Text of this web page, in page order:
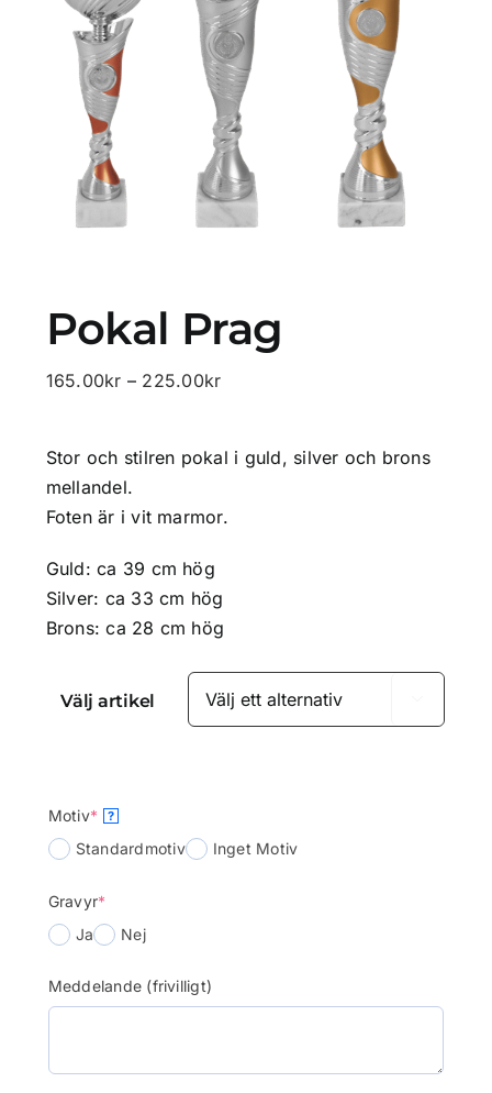
Profilprodukter
Pokal Prag
165.00kr – 225.00krPrisintervall:
225.00kr
Stor och stilren pokal i guld, silver och brons
mellandel.
Foten är i vit marmor.
Guld: ca 39 cm hög
Silver: ca 33 cm hög
Brons: ca 28 cm hög
Välj artikel
Motiv* (required)
?
Standardmotiv Inget Motiv
Gravyr*
Ja
Nej
Meddelande (frivilligt)